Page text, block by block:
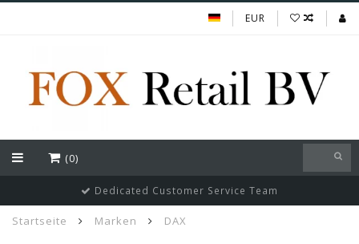
EUR
(0)
Dedicated Customer Service Team
Startseite Marken DAX